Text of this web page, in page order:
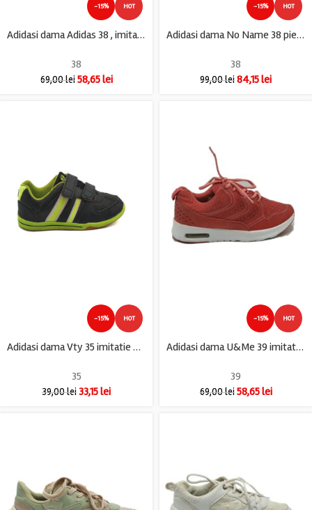
-15% HOT
Adidasi dama Adidas 38 , imitatie piele , alb
38
69,00lei 58,65lei
-15% HOT
Adidasi dama No Name 38 piele , negru
38
99,00lei84,15lei
-15% HOT
Adidasi dama Vty 35 imitatie de piele , negru verde
35
39,00lei33,15lei
-15% HOT
Adidasi dama U&Me 39 imitatie de piele , material textil , roz
39
69,00lei 58,65lei